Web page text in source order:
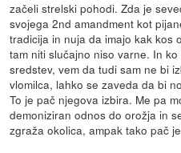
začeli strelski pohodi. Zda je
svojega 2nd amandment kot
tradicija in nuja da imajo kak kos
tam niti slučajno niso varne. In
sredstev, vem da tudi sam ne bi
vlomilca, lahko se zaveda da bi
To je pač njegova izbira. Me pa
demoniziran odnos do orožja in
zgraža okolica, ampak tako pač